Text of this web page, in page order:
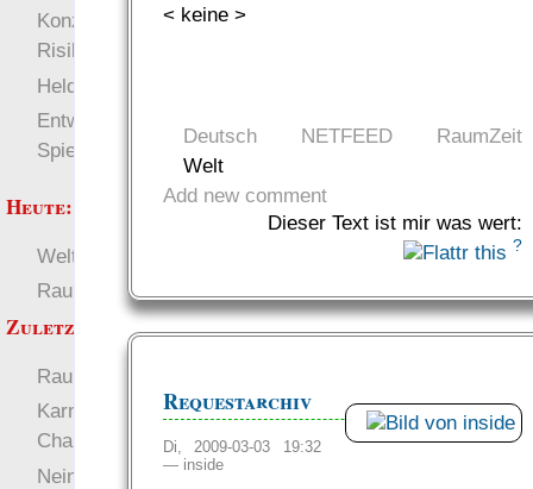
< keine >
Deutsch NETFEED
RaumZeit
Welt
Add new comment
Dieser Text ist mir was wert:
?
Requestarchiv
Di, 2009-03-03 19:32
— inside
Konzept für Schwächen:
Risiko
Heldendokument
Entwicklung von
Spielwelten
Heute:
Welten
RaumZeit
SL-Tipps
Zuletzt angezeigt:
RaumZeit
Karneval: Interessante
Charaktere erschaffen
Nein, ich will nicht alle